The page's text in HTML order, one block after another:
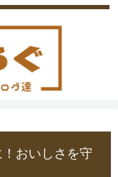
おいしさを守